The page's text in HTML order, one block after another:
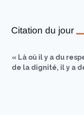
Citation du jour
« Là où il y a du
de la dignité, il y a